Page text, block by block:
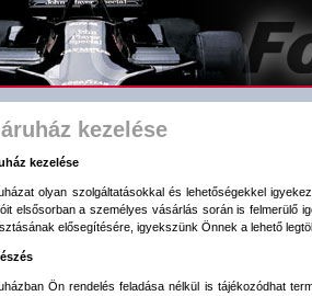
kezelése
kezelése
olyan szolgáltatásokkal és lehetőségekkel
elsősorban a személyes vásárlás során is felmerülő
elősegítésére, igyekszünk Önnek a lehető
Ön rendelés feladása nélkül is tájékozódhat